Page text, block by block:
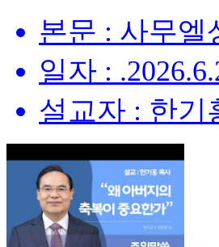
본문 : 사무엘
일자 :
설교자 : 한기